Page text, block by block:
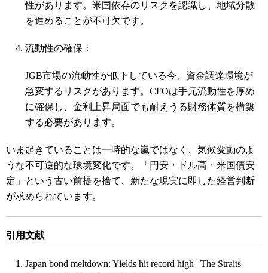
性があります。米国依存のリスクを認識し、地域分散
を進めることが不可欠です。
流動性の確保：
JGB市場の流動性が低下している今、資金調達環境が
急変するリスクがあります。CFOは手元流動性を厚め
に確保し、金利上昇局面でも耐えうる財務体質を構築
する必要があります。
いま起きていることは一時的な嵐ではなく、気候変動のよ
うな不可逆的な環境変化です。「円安・ドル高・米国債安
定」という古い前提を捨て、新たな現実に即した経営判断
が求められています。
引用文献
Japan bond meltdown: Yields hit record high | The Straits